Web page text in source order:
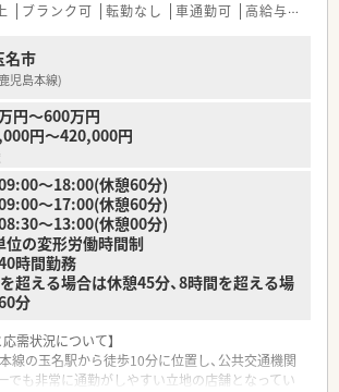
ブランク可 転勤なし 車通勤可 高給与(600万円以上)
名市
児島本線)
円～600万円
円～420,000円
～18:00(休憩60分)
～17:00(休憩60分)
～13:00(休憩00分)
の変形労働時間制
時間勤務
超える場合は休憩45分、8時間を超える場
分
応需状況について】
線の玉名駅から徒歩10分に位置し、公共交通機関
でも非常に通勤がしやすい立地の店舗となってい